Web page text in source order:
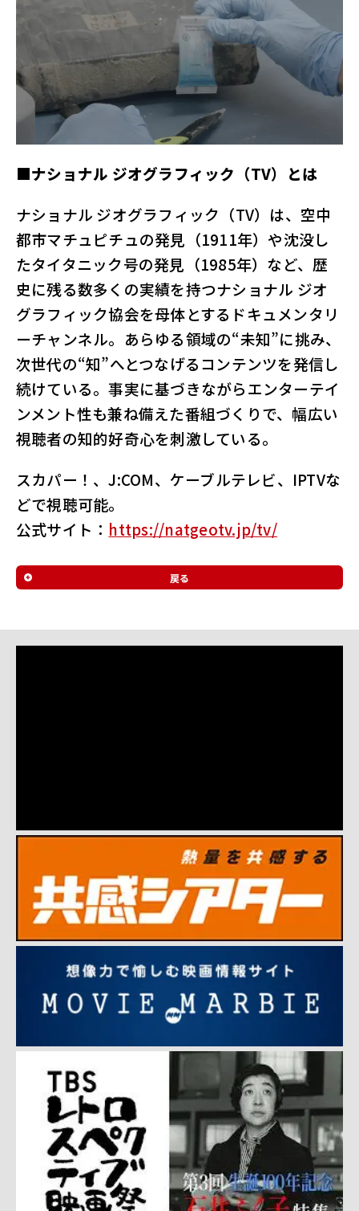
■ナショナル ジオグラフィック（TV）とは
ナショナル ジオグラフィック（TV）は、空中
都市マチュピチュの発見（1911年）や沈没し
たタイタニック号の発見（1985年）など、歴
史に残る数多くの実績を持つナショナル ジオ
グラフィック協会を母体とするドキュメンタリ
ーチャンネル。あらゆる領域の“未知”に挑み、
次世代の“知”へとつなげるコンテンツを発信し
続けている。事実に基づきながらエンターテイ
ンメント性も兼ね備えた番組づくりで、幅広い
視聴者の知的好奇心を刺激している。
スカパー！、J:COM、ケーブルテレビ、IPTVな
どで視聴可能。
公式サイト： https://natgeotv.jp/tv/
戻る